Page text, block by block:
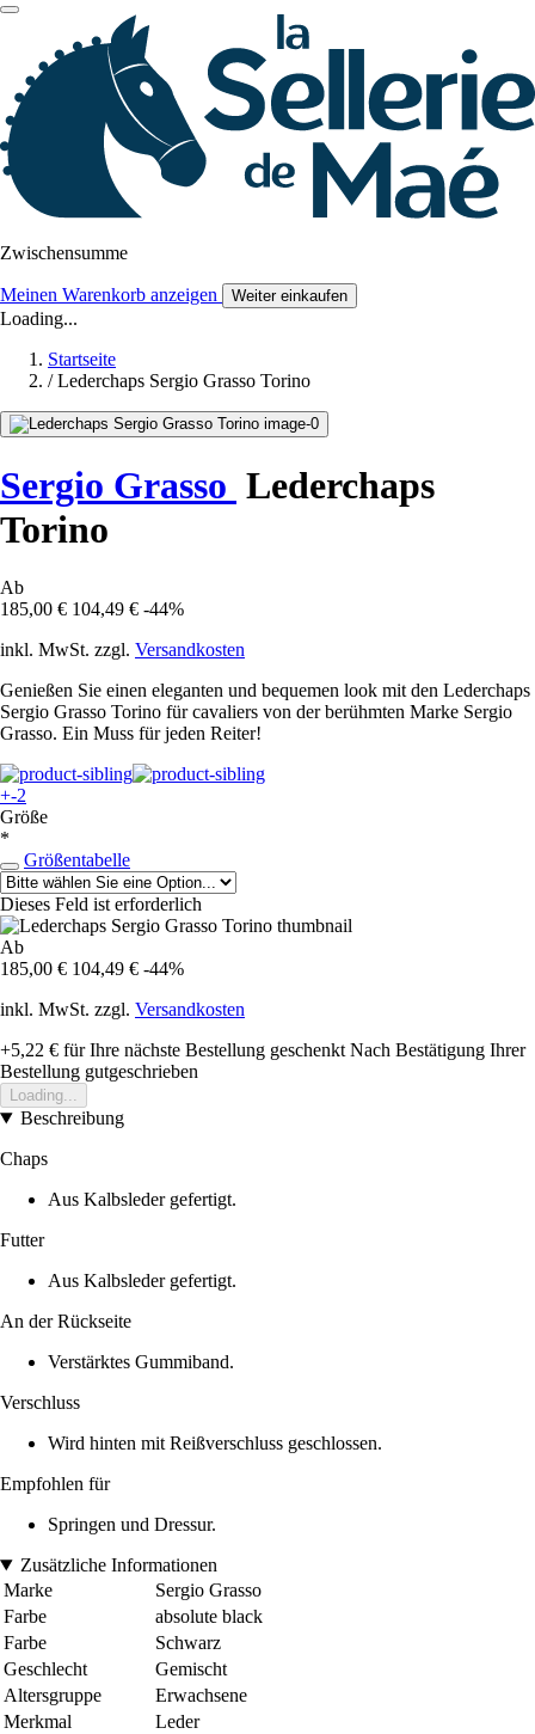
Zwischensumme
Meinen Warenkorb anzeigen Weiter einkaufen
Loading...
Startseite
/ Lederchaps Sergio Grasso Torino
Sergio Grasso Lederchaps
Torino
Ab
185,00 € 104,49 € -44%
inkl. MwSt. zzgl. Versandkosten
Genießen Sie einen eleganten und bequemen look mit den Lederchaps
Sergio Grasso Torino für cavaliers von der berühmten Marke Sergio
Grasso. Ein Muss für jeden Reiter!
+-2
Größe
*
Größentabelle
Dieses Feld ist erforderlich
Ab
185,00 € 104,49 € -44%
inkl. MwSt. zzgl. Versandkosten
+5,22 € für Ihre nächste Bestellung geschenkt Nach Bestätigung Ihrer
Bestellung gutgeschrieben
Loading...
Beschreibung
Chaps
Aus Kalbsleder gefertigt.
Futter
Aus Kalbsleder gefertigt.
An der Rückseite
Verstärktes Gummiband.
Verschluss
Wird hinten mit Reißverschluss geschlossen.
Empfohlen für
Springen und Dressur.
Zusätzliche Informationen
Marke
Sergio Grasso
Farbe
absolute black
Farbe
Schwarz
Geschlecht
Gemischt
Altersgruppe
Erwachsene
Merkmal
Leder